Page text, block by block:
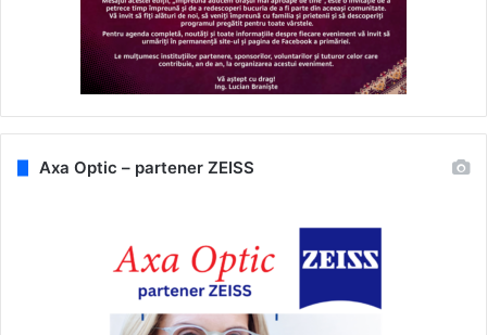
Axa Optic – partener ZEISS